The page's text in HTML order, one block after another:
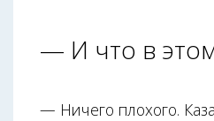
— И что в
— Ничего плохого.